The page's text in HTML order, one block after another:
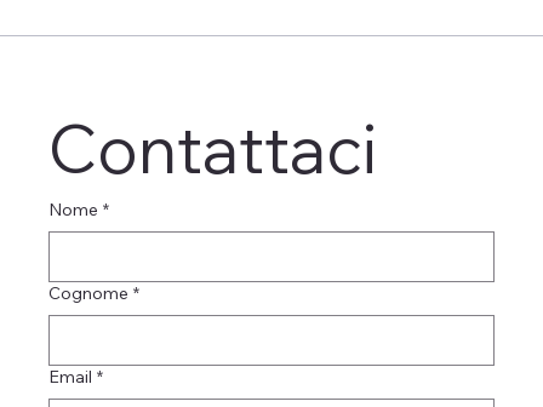
Maria Teresa Lo Duca ved. Fuscà
Contattaci
Nome *
Cognome *
Email *